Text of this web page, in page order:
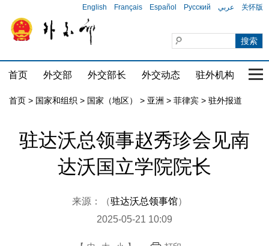
English Français Español Русский عربي 关怀版
首页 外交部 外交部长 外交动态 驻外机构 国
首页 > 国家和组织 > 国家（地区） > 亚洲 > 菲律宾 > 驻外报道
驻达沃总领事赵秀珍会见南
达沃国立学院院长
来源：（驻达沃总领事馆）
2025-05-21 10:09